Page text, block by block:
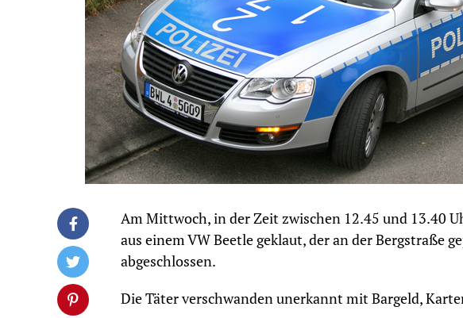
Am Mittwoch, in der Zeit zwischen 12.45 und 13.40
aus einem VW Beetle geklaut, der an der Bergstraße
abgeschlossen.
Die Täter verschwanden unerkannt mit Bargeld,